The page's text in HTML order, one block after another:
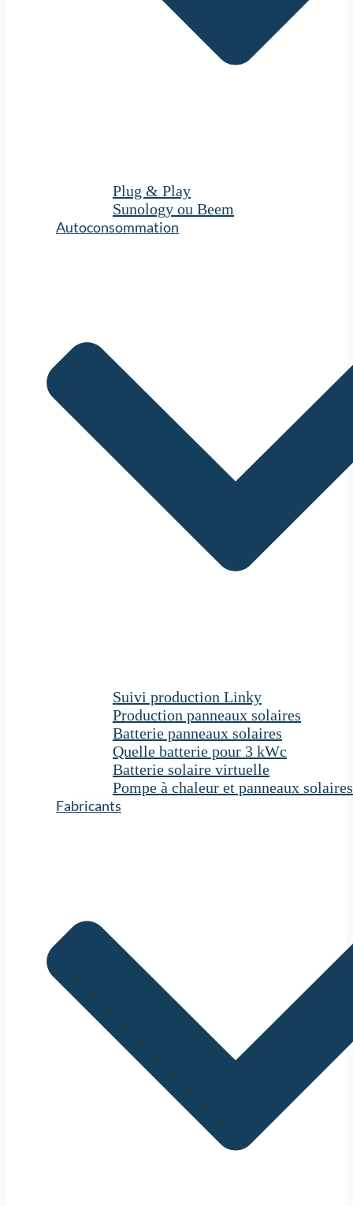
Plug & Play
Sunology ou Beem
Autoconsommation
Suivi production Linky
Production panneaux solaires
Batterie panneaux solaires
Quelle batterie pour 3 kWc
Batterie solaire virtuelle
Pompe à chaleur et panneaux solaires
Fabricants